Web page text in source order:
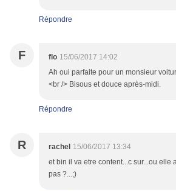
Répondre
F flo 15/06/2017 14:02
Ah oui parfaite pour un monsieur
<br /> Bisous et douce après-midi.
Répondre
R rachel 15/06/2017 13:34
et bin il va etre content...c sur...ou elle
pas ?...;)